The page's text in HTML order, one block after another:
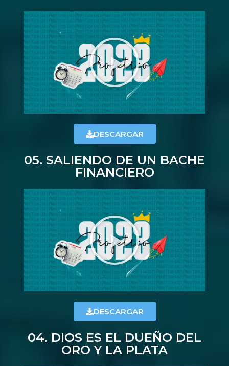
DESCARGAR
05. SALIENDO DE UN BACHE
FINANCIERO
DESCARGAR
04. DIOS ES EL DUEÑO DEL
ORO Y LA PLATA